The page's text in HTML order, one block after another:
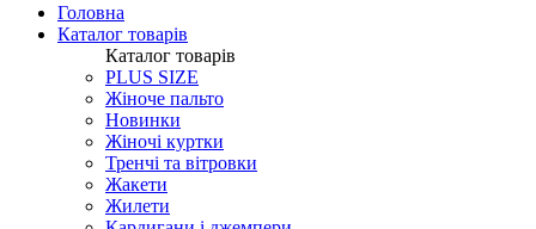
Головна
Каталог товарів
Каталог товарів
PLUS SIZE
Жіноче пальто
Новинки
Жіночі куртки
Тренчі та вітровки
Жакети
Жилети